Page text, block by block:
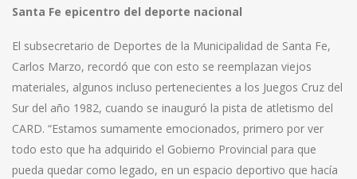
Santa Fe epicentro del deporte nacional
El subsecretario de Deportes de la Municipalidad de Santa Fe,
Carlos Marzo, recordó que con esto se reemplazan viejos
materiales, algunos incluso pertenecientes a los Juegos Cruz del
Sur del año 1982, cuando se inauguró la pista de atletismo del
CARD. “Estamos sumamente emocionados, primero por ver
todo esto que ha adquirido el Gobierno Provincial para que
pueda quedar como legado, en un espacio deportivo que hacía